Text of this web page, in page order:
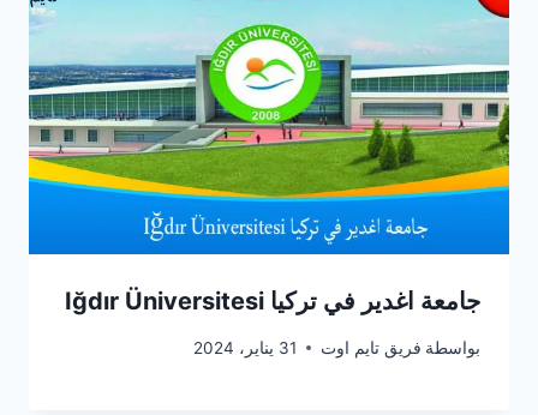
جامعة اغدير في تركيا Iğdır Üniversitesi
بواسطة فريق تايم اوت 31 يناير، 2024